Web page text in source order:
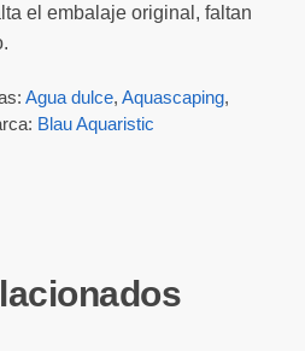
el embalaje original, faltan
Agua dulce, Aquascaping,
Blau Aquaristic